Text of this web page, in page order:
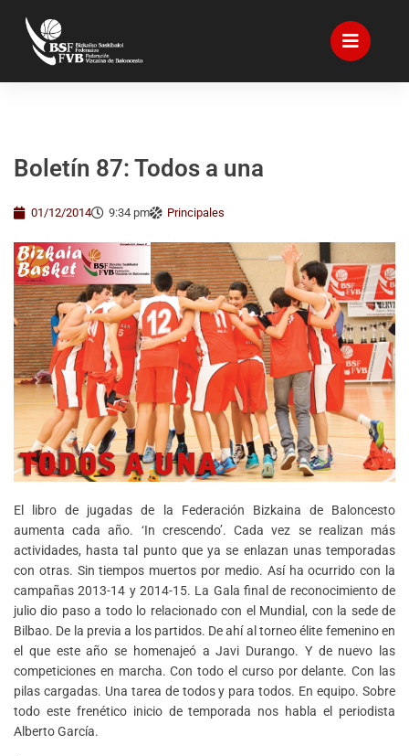
Boletín 87: Todos a una
01/12/2014 9:34 pm Principales
El libro de jugadas de la Federación Bizkaina de Baloncesto
aumenta cada año. ‘In crescendo’. Cada vez se realizan más
actividades, hasta tal punto que ya se enlazan unas temporadas
con otras. Sin tiempos muertos por medio. Así ha ocurrido con la
campañas 2013-14 y 2014-15. La Gala final de reconocimiento de
julio dio paso a todo lo relacionado con el Mundial, con la sede de
Bilbao. De la previa a los partidos. De ahí al torneo élite femenino en
el que este año se homenajeó a Javi Durango. Y de nuevo las
competiciones en marcha. Con todo el curso por delante. Con las
pilas cargadas. Una tarea de todos y para todos. En equipo. Sobre
todo este frenético inicio de temporada nos habla el periodista
Alberto García.